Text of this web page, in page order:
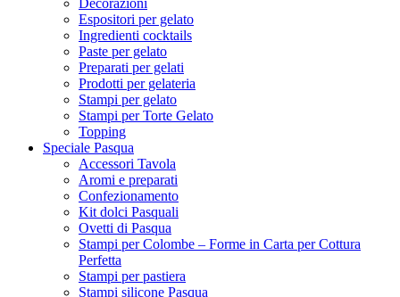
Decorazioni
Espositori per gelato
Ingredienti cocktails
Paste per gelato
Preparati per gelati
Prodotti per gelateria
Stampi per gelato
Stampi per Torte Gelato
Topping
Speciale Pasqua
Accessori Tavola
Aromi e preparati
Confezionamento
Kit dolci Pasquali
Ovetti di Pasqua
Stampi per Colombe – Forme in Carta per Cottura
Perfetta
Stampi per pastiera
Stampi silicone Pasqua